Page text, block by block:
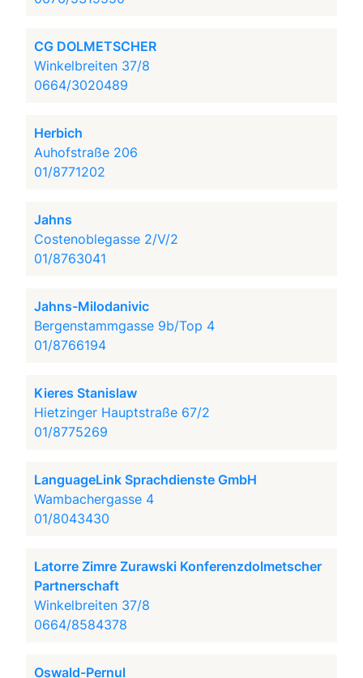
CG DOLMETSCHER
Winkelbreiten 37/8
0664/3020489
Herbich
Auhofstraße 206
01/8771202
Jahns
Costenoblegasse 2/V/2
01/8763041
Jahns-Milodanivic
Bergenstammgasse 9b/Top 4
01/8766194
Kieres Stanislaw
Hietzinger Hauptstraße 67/2
01/8775269
LanguageLink Sprachdienste GmbH
Wambachergasse 4
01/8043430
Latorre Zimre Zurawski Konferenzdolmetscher
Partnerschaft
Winkelbreiten 37/8
0664/8584378
Oswald-Pernul